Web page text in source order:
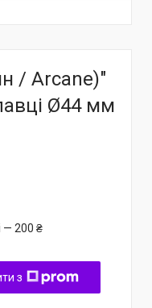
/ Arcane)"
Ø44 мм
— 200 ₴
з